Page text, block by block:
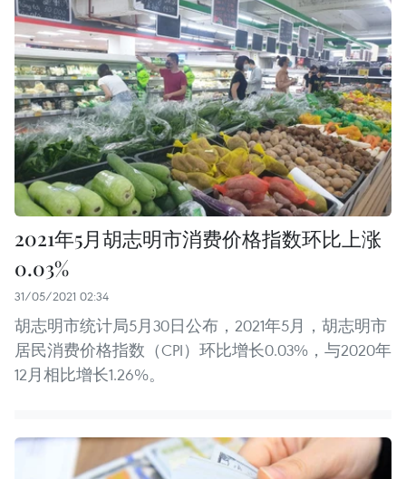
2021年5月胡志明市消费价格指数环比上涨
0.03%
31/05/2021 02:34
胡志明市统计局5月30日公布，2021年5月，胡志明市
居民消费价格指数（CPI）环比增长0.03%，与2020年
12月相比增长1.26%。